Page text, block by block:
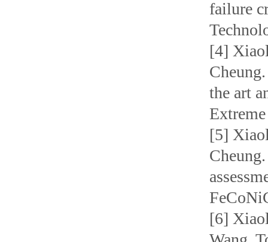
failure
[4]
the art
[5]
[6]